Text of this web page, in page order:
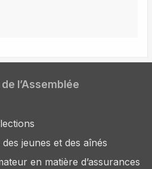
l’Assemblée
jeunes et des aînés
en matière d’assurances